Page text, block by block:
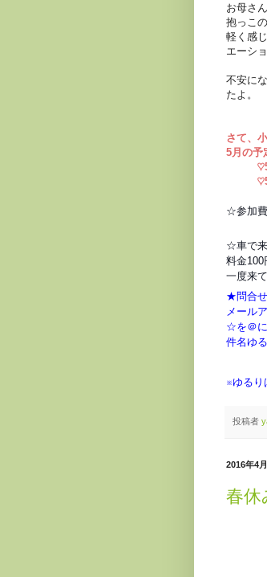
お母さ
抱っこ
軽く感
エーシ
不安に
たよ。
さて、
5月の予
♡5月
♡5月
☆参加
☆車で来
料金100
一度来
★問合せ
メール
☆を＠に
件名ゆ
※ゆるり
投稿者
2016年4
春